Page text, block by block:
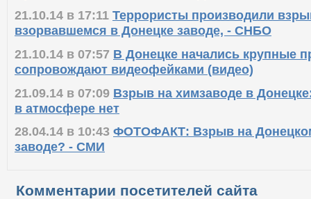
21.10.14 в 17:11 Террористы производили
взорвавшемся в Донецке заводе, - СНБО
21.10.14 в 07:57 В Донецке начались крупные
сопровождают видеофейками (видео)
21.09.14 в 07:09 Взрыв на химзаводе в
в атмосфере нет
28.04.14 в 10:43 ФОТОФАКТ: Взрыв на
заводе? - СМИ
Комментарии посетителей сайта